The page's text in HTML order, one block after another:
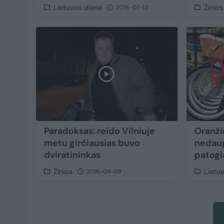
Lietuvos diena 2016-07-13 Žinios
Paradoksas: reido Vilniuje
metu girčiausias buvo
dviratininkas
Žinios 2016-04-09